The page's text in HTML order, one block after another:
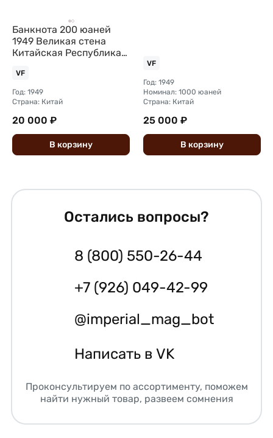
Банкнота 200 юаней
1949 Великая стена
Китайская Республика
VF
Год: 1949
Страна: Китай
20 000 ₽
В корзину
VF
Год: 1949
Номинал: 1000 юаней
Страна: Китай
25 000 ₽
В корзину
Остались вопросы?
8 (800) 550-26-44
+7 (926) 049-42-99
@imperial_mag_bot
Написать в VK
Проконсультируем по ассортименту, поможем
найти нужный товар, развеем сомнения